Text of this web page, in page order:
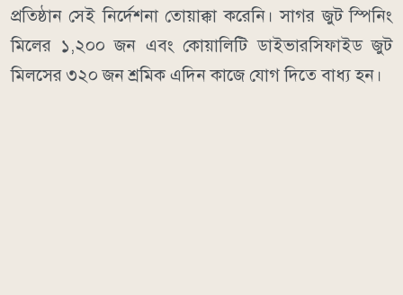
প্রতিষ্ঠান সেই নির্দেশনা তোয়াক্কা করেনি। সাগর জুট স্পিনিং
মিলের ১,২০০ জন এবং কোয়ালিটি ডাইভারসিফাইড জুট
মিলসের ৩২০ জন শ্রমিক এদিন কাজে যোগ দিতে বাধ্য হন।